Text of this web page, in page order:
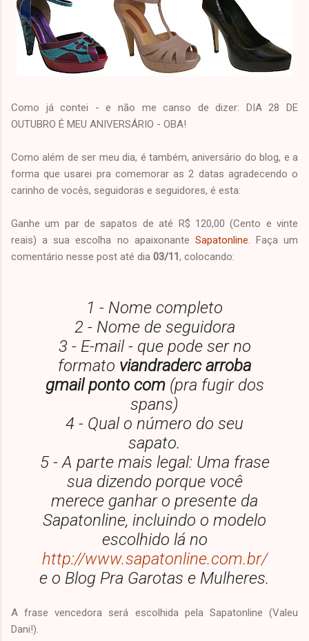
Como já contei - e não me canso de dizer: DIA 28 DE
OUTUBRO É MEU ANIVERSÁRIO - OBA!
Como além de ser meu dia, é também, aniversário do blog, e a
forma que usarei pra comemorar as 2 datas agradecendo o
carinho de vocês, seguidoras e seguidores, é esta:
Ganhe um par de sapatos de até R$ 120,00 (Cento e vinte
reais) a sua escolha no apaixonante Sapatonline . Faça um
comentário nesse post até dia 03/11, colocando:
1 - Nome completo
2 - Nome de seguidora
3 - E-mail - que pode ser no
formato viandraderc arroba
gmail ponto com(pra fugir dos
spans)
4 - Qual o número do seu
sapato.
5 - A parte mais legal: Uma frase
sua dizendo porque você
merece ganhar o presente da
Sapatonline, incluindo o modelo
escolhido lá no
http://www.sapatonline.com.br/
e o Blog Pra Garotas e Mulheres.
A frase vencedora será escolhida pela Sapatonline (Valeu
Dani!).